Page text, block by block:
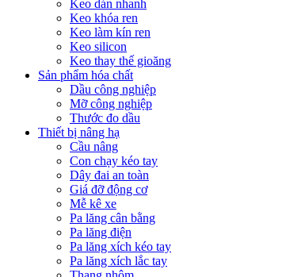
Keo dán nhanh
Keo khóa ren
Keo làm kín ren
Keo silicon
Keo thay thế gioăng
Sản phẩm hóa chất
Dầu công nghiệp
Mỡ công nghiệp
Thước đo dầu
Thiết bị nâng hạ
Cầu nâng
Con chạy kéo tay
Dây đai an toàn
Giá đỡ động cơ
Mễ kê xe
Pa lăng cân bằng
Pa lăng điện
Pa lăng xích kéo tay
Pa lăng xích lắc tay